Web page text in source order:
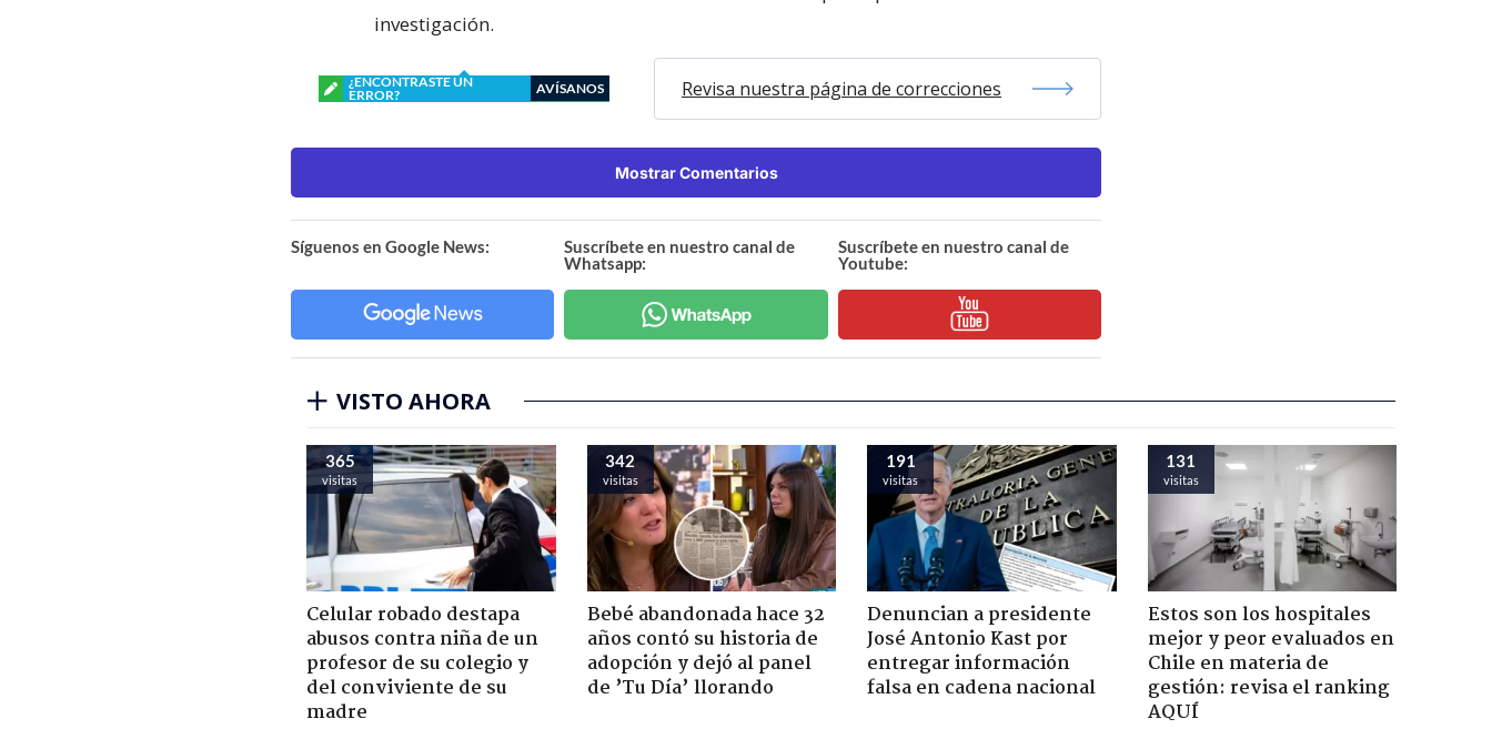
investigación.
¿ENCONTRASTE UN
ERROR?
AVÍSANOS Revisa nuestra página de correcciones
Mostrar Comentarios
Síguenos en Google News:
Suscríbete en nuestro canal de
Whatsapp:
Suscríbete en nuestro canal de
Youtube:
VISTO AHORA
365
visitas
Celular robado destapa
abusos contra niña de un
profesor de su colegio y
del conviviente de su
madre
342
visitas
Bebé abandonada hace 32
años contó su historia de
adopción y dejó al panel
de ’Tu Día’ llorando
191
visitas
Denuncian a presidente
José Antonio Kast por
entregar información
falsa en cadena nacional
131
visitas
Estos son los hospitales
mejor y peor evaluados en
Chile en materia de
gestión: revisa el ranking
AQUÍ